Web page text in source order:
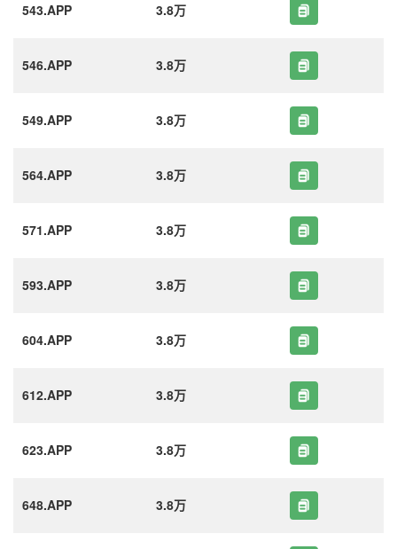
543.APP 3.8万
546.APP 3.8万
549.APP 3.8万
564.APP 3.8万
571.APP 3.8万
593.APP 3.8万
604.APP 3.8万
612.APP 3.8万
623.APP 3.8万
648.APP 3.8万